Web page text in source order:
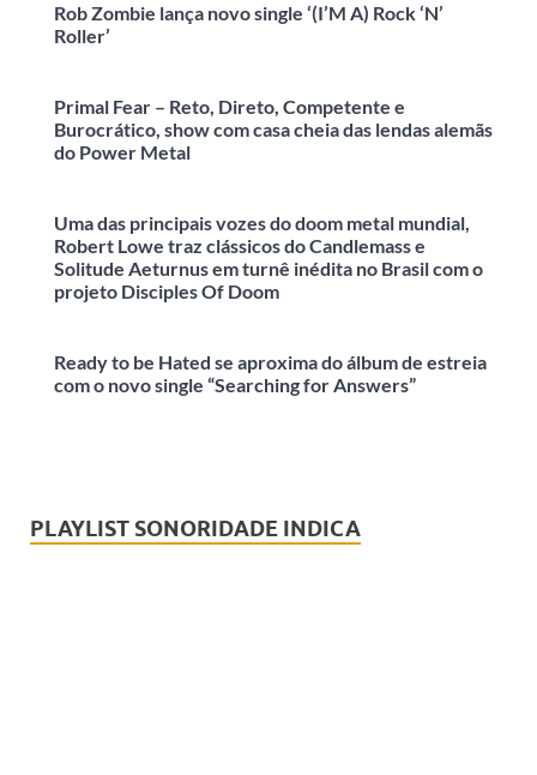
Rob Zombie lança novo single ‘(I’M A) Rock ‘N’
Roller’
Primal Fear – Reto, Direto, Competente e
Burocrático, show com casa cheia das lendas alemãs
do Power Metal
Uma das principais vozes do doom metal mundial,
Robert Lowe traz clássicos do Candlemass e
Solitude Aeturnus em turnê inédita no Brasil com o
projeto Disciples Of Doom
Ready to be Hated se aproxima do álbum de estreia
com o novo single “Searching for Answers”
PLAYLIST SONORIDADE INDICA